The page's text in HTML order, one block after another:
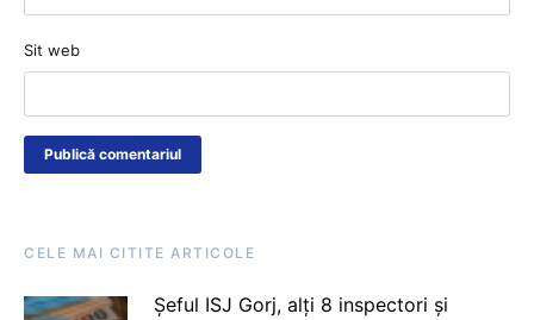
Sit web
CELE MAI CITITE ARTICOLE
Șeful ISJ Gorj, alți 8 inspectori și